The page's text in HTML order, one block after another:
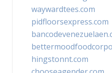
waywardtees.com
pidfloorsexpress.com
hingstonnt.com